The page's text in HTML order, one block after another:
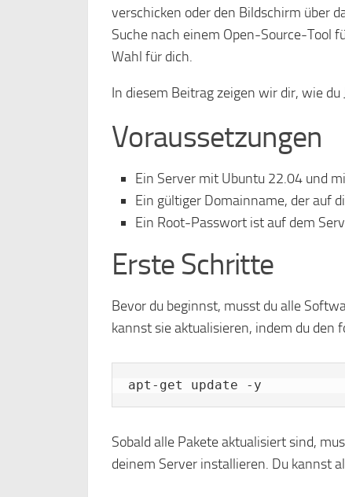
verschicken oder den Bildschirm über
Suche nach einem Open-Source-Tool
Wahl für dich.
In diesem Beitrag zeigen wir dir, wie
Voraussetzungen
Ein Server mit Ubuntu 22.04 und
Ein gültiger Domainname, der auf
Ein Root-Passwort ist auf dem
Erste Schritte
Bevor du beginnst, musst du alle
kannst sie aktualisieren, indem du den
apt-get update -y
Sobald alle Pakete aktualisiert sind,
deinem Server installieren. Du kannst